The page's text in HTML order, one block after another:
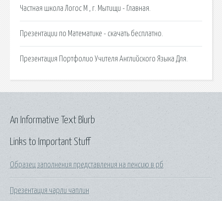
Частная школа Логос М , г. Мытищи - Главная.
Презентации по Математике - скачать бесплатно.
Презентация Портфолио Учителя Английского Языка Для.
Links to Important Stuff
Образец заполнения представления на пенсию в рб
Презентация чарли чаплин
An Informative Text Blurb